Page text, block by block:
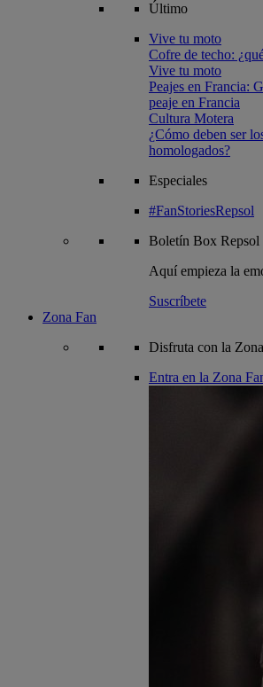
Último
Vive tu moto
Cofre de techo:
Vive tu moto
Peajes en Francia:
peaje en Francia
Cultura Motera
¿Cómo deben ser
homologados?
Especiales
#FanStoriesRepsol
Boletín Box Repsol
Aquí empieza la
Suscríbete
Zona Fan
Disfruta con la
Entra en la Zona